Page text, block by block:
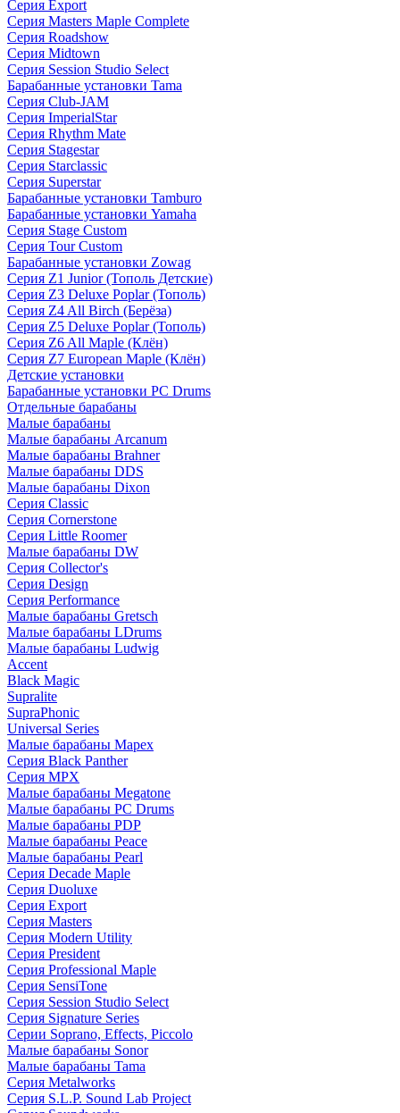
Серия Export
Серия Masters Maple Complete
Серия Roadshow
Серия Midtown
Серия Session Studio Select
Барабанные установки Tama
Серия Club-JAM
Серия ImperialStar
Серия Rhythm Mate
Серия Stagestar
Серия Starclassic
Серия Superstar
Барабанные установки Tamburo
Барабанные установки Yamaha
Серия Stage Custom
Серия Tour Custom
Барабанные установки Zowag
Серия Z1 Junior (Тополь Детские)
Серия Z3 Deluxe Poplar (Тополь)
Серия Z4 All Birch (Берёза)
Серия Z5 Deluxe Poplar (Тополь)
Серия Z6 All Maple (Клён)
Серия Z7 European Maple (Клён)
Детские установки
Барабанные установки PC Drums
Отдельные барабаны
Малые барабаны
Малые барабаны Arcanum
Малые барабаны Brahner
Малые барабаны DDS
Малые барабаны Dixon
Серия Classic
Серия Cornerstone
Серия Little Roomer
Малые барабаны DW
Серия Collector's
Серия Design
Серия Performance
Малые барабаны Gretsch
Малые барабаны LDrums
Малые барабаны Ludwig
Accent
Black Magic
Supralite
SupraPhonic
Universal Series
Малые барабаны Mapex
Серия Black Panther
Серия MPX
Малые барабаны Megatone
Малые барабаны PC Drums
Малые барабаны PDP
Малые барабаны Peace
Малые барабаны Pearl
Серия Decade Maple
Серия Duoluxe
Серия Export
Серия Masters
Серия Modern Utility
Серия President
Серия Professional Maple
Серия SensiTone
Серия Session Studio Select
Серия Signature Series
Серии Soprano, Effects, Piccolo
Малые барабаны Sonor
Малые барабаны Tama
Серия Metalworks
Серия S.L.P. Sound Lab Project